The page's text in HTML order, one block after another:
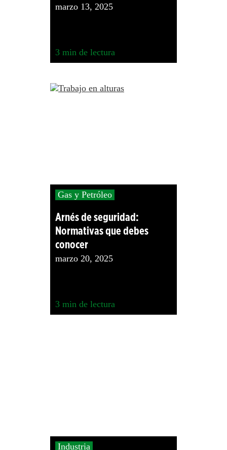
marzo 13, 2025
3 min de lectura
Gas y Petróleo
Arnés de seguridad:
Normativas que debes
conocer
marzo 20, 2025
3 min de lectura
Industria